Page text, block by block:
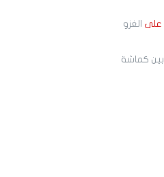
على
الغزو
بين كماشة